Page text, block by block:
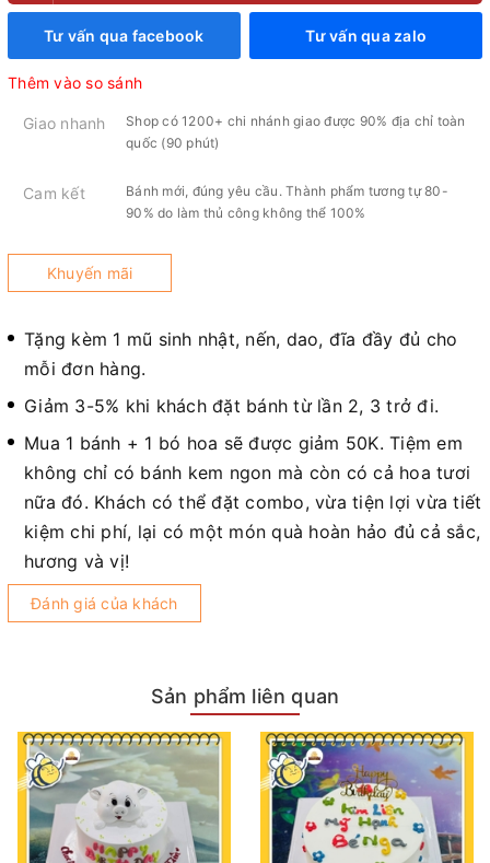
Tư vấn qua facebook Tư vấn qua zalo
Thêm vào so sánh
Giao nhanh
Shop có 1200+ chi nhánh giao được 90% địa chỉ toàn
quốc (90 phút)
Cam kết
Bánh mới, đúng yêu cầu. Thành phẩm tương tự 80-
90% do làm thủ công không thể 100%
Khuyến mãi
Tặng kèm 1 mũ sinh nhật, nến, dao, đĩa đầy đủ cho
mỗi đơn hàng.
Giảm 3-5% khi khách đặt bánh từ lần 2, 3 trở đi.
Mua 1 bánh + 1 bó hoa sẽ được giảm 50K. Tiệm em
không chỉ có bánh kem ngon mà còn có cả hoa tươi
nữa đó. Khách có thể đặt combo, vừa tiện lợi vừa tiết
kiệm chi phí, lại có một món quà hoàn hảo đủ cả sắc,
hương và vị!
Đánh giá của khách
Sản phẩm liên quan